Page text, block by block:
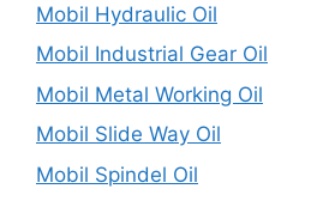
Mobil Hydraulic Oil
Mobil Industrial Gear Oil
Mobil Metal Working Oil
Mobil Slide Way Oil
Mobil Spindel Oil